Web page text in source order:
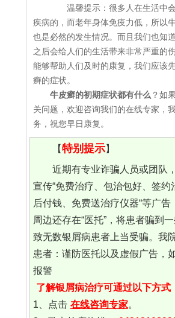
温馨提示：很多人在生活中会
疾病的，而老年身体免疫力低，所以
也是必然的发生情况。而且我们也知
之后会给人们的生活带来非常严重的
能够帮助人们及时的康复，我们应该
癣的症状。
牛皮癣的初期症状都有什么 ？如
关问题，欢迎咨询我们的在线专家，
务，祝您早日康复。
【特别提示】
近期有专业诈骗人员或团队
宣传“免费治疗、包治包好、签约
后付钱、免费送治疗仪器“等广告
周边还存在“医托”，将患者骗到
致无数银屑病患者上当受骗。我
患者：谨防医托以及虚假广告，
报警
了解银屑病治疗可通过以下方式
1、点击 在线咨询专家。